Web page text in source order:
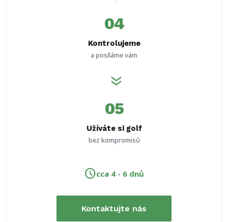
04
Kontrolujeme
a posíláme vám
double_arrow
05
Užíváte si golf
bez kompromisů
schedulecca 4 - 6 dnů
Kontaktujte nás